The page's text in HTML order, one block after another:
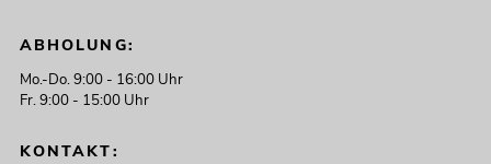
ABHOLUNG:
Mo.-Do. 9:00 - 16:00 Uhr
Fr. 9:00 - 15:00 Uhr
KONTAKT: